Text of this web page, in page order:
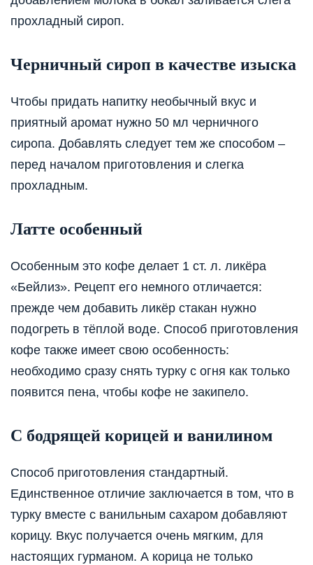
прохладный сироп.
Черничный сироп в качестве изыска
Чтобы придать напитку необычный вкус и
приятный аромат нужно 50 мл черничного
сиропа. Добавлять следует тем же способом –
перед началом приготовления и слегка
прохладным.
Латте особенный
Особенным это кофе делает 1 ст. л. ликёра
«Бейлиз». Рецепт его немного отличается:
прежде чем добавить ликёр стакан нужно
подогреть в тёплой воде. Способ приготовления
кофе также имеет свою особенность:
необходимо сразу снять турку с огня как только
появится пена, чтобы кофе не закипело.
С бодрящей корицей и ванилином
Способ приготовления стандартный.
Единственное отличие заключается в том, что в
турку вместе с ванильным сахаром добавляют
корицу. Вкус получается очень мягким, для
настоящих гурманом. А корица не только